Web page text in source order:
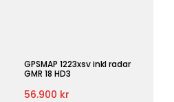
GPSMAP 1223xsv inkl radar
GMR 18 HD3
56.900 kr